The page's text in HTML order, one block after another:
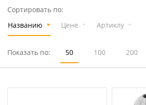
Сортировать по:
Названию
Цене Артиклу
Показать по: 50 100 200